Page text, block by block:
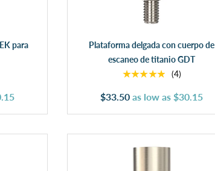
para
Plataforma delgada con cuerpo de
escaneo de titanio GDT
★★★★★ (4)
$33.50 as low as $30.15
Añadir al carrito